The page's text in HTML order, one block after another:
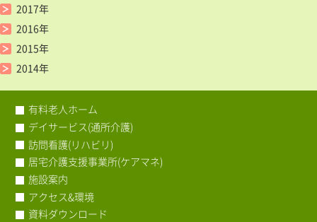
2017年
2016年
2015年
2014年
有料老人ホーム
デイサービス(通所介護)
訪問看護(リハビリ)
居宅介護支援事業所(ケアマネ)
施設案内
アクセス&環境
資料ダウンロード